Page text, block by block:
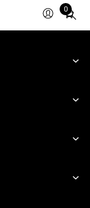
0
Total
items
cart: